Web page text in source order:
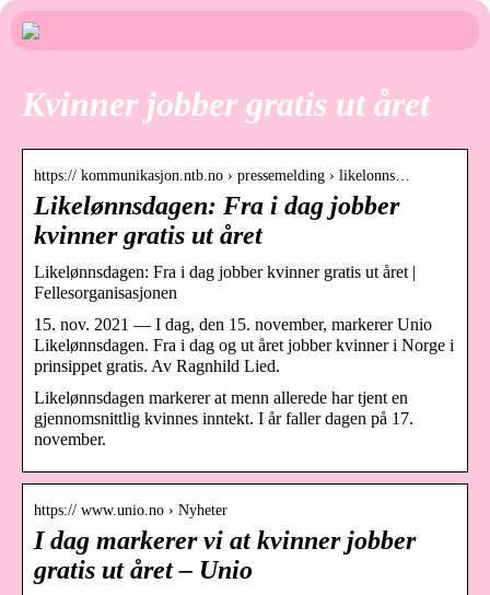
Kvinner jobber gratis ut året
https:// kommunikasjon.ntb.no › pressemelding › likelonns…
Likelønnsdagen: Fra i dag jobber
kvinner gratis ut året
Likelønnsdagen: Fra i dag jobber kvinner gratis ut året |
Fellesorganisasjonen
15. nov. 2021 — I dag, den 15. november, markerer Unio
Likelønnsdagen. Fra i dag og ut året jobber kvinner i Norge i
prinsippet gratis. Av Ragnhild Lied.
Likelønnsdagen markerer at menn allerede har tjent en
gjennomsnittlig kvinnes inntekt. I år faller dagen på 17.
november.
https:// www.unio.no › Nyheter
I dag markerer vi at kvinner jobber
gratis ut året – Unio